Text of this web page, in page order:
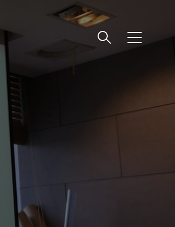
메뉴